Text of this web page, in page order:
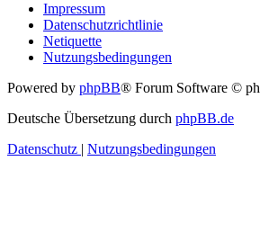
Impressum
Datenschutzrichtlinie
Netiquette
Nutzungsbedingungen
Powered by phpBB® Forum Software ©
Deutsche Übersetzung durch phpBB.de
Datenschutz | Nutzungsbedingungen